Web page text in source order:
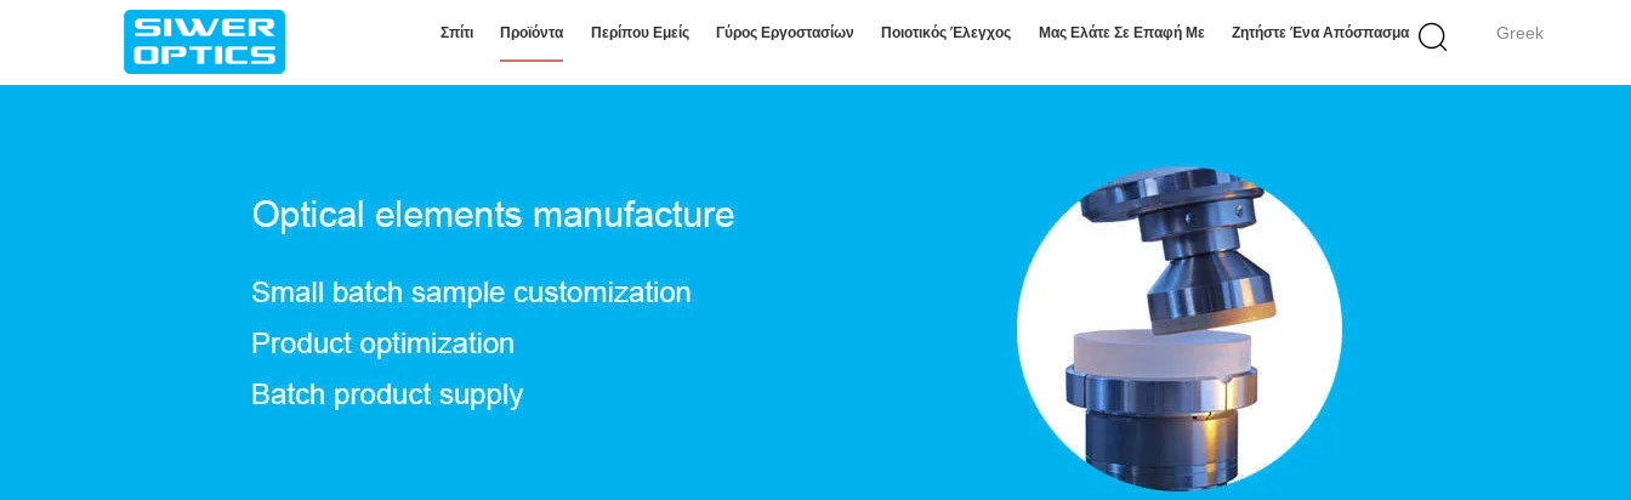
Greek
Σπίτι Προϊόντα Περίπου Εμείς Γύρος Εργοστασίων Ποιοτικός Έλεγχος Μας Ελάτε Σε Επαφή Με Ζητήστε Ένα Απόσπασμα